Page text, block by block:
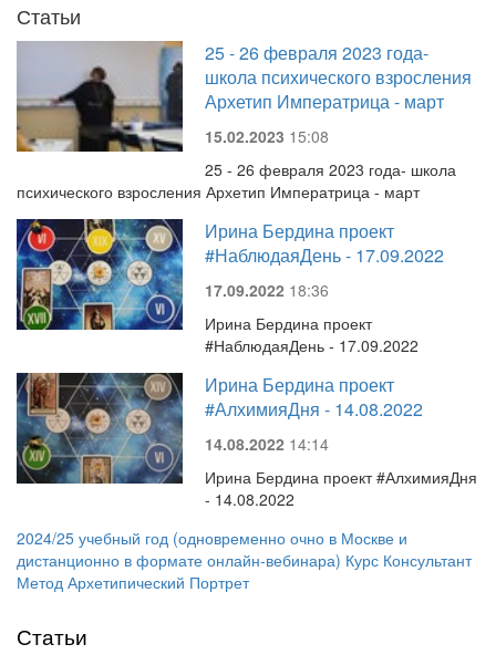
Статьи
25 - 26 февраля 2023 года-
школа психического взросления
Архетип Императрица - март
15.02.2023 15:08
25 - 26 февраля 2023 года- школа
психического взросления Архетип Императрица - март
Ирина Бердина проект
#НаблюдаяДень - 17.09.2022
17.09.2022 18:36
Ирина Бердина проект
#НаблюдаяДень - 17.09.2022
Ирина Бердина проект
#АлхимияДня - 14.08.2022
14.08.2022 14:14
Ирина Бердина проект #АлхимияДня
- 14.08.2022
2024/25 учебный год (одновременно очно в Москве и
дистанционно в формате онлайн-вебинара) Курс Консультант
Метод Архетипический Портрет
Статьи